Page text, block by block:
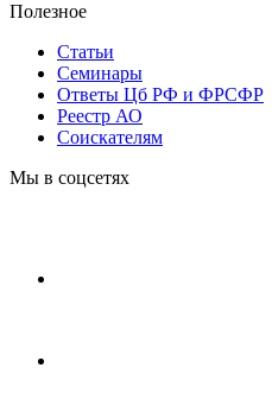
Полезное
Статьи
Cеминары
Ответы Цб РФ и ФРСФР
Реестр АО
Соискателям
Мы в соцсетях